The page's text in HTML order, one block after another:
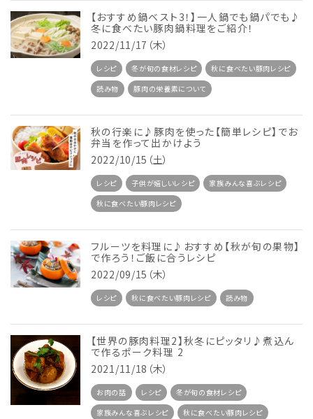
【おすすめ鍋ベスト3！】一人鍋でも鍋パでも♪
冬に食べたい豚肉鍋料理をご紹介！
2022/11/17（木）
レシピ 冬が旬の食材レシピ
秋に食べたい豚肉レシピ
読み物
豚肉の栄養素について
秋の行楽に♪豚肉を使った【簡単レシピ】でお
弁当を作って出かけよう
2022/10/15（土）
レシピ 子供が嬉しいレシピ
家族みんな喜ぶレシピ
秋に食べたい豚肉レシピ
フルーツを料理に♪おすすめ【秋が旬の果物】
で作ろう！ご飯に合うレシピ
2022/09/15（木）
レシピ 秋に食べたい豚肉レシピ 読み物
【世界の豚肉料理2】秋冬にピッタリ♪煮込ん
で作るポーク料理 2
2021/11/18（木）
お肉の話 レシピ
冬が旬の食材レシピ
家族みんな喜ぶレシピ
秋に食べたい豚肉レシピ